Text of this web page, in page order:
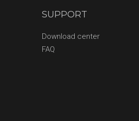
SUPPORT
Download center
FAQ